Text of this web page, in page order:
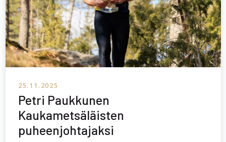
25.11.2025
Petri Paukkunen
Kaukametsäläisten
puheenjohtajaksi